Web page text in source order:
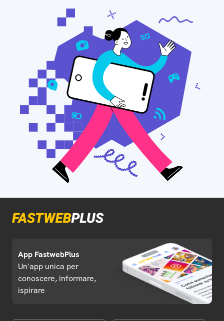
App FastwebPlus
Un'app unica per
conoscere, informare,
ispirare